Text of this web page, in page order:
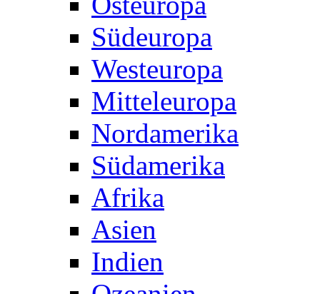
Südeuropa
Westeuropa
Mitteleuropa
Nordamerika
Südamerika
Afrika
Asien
Indien